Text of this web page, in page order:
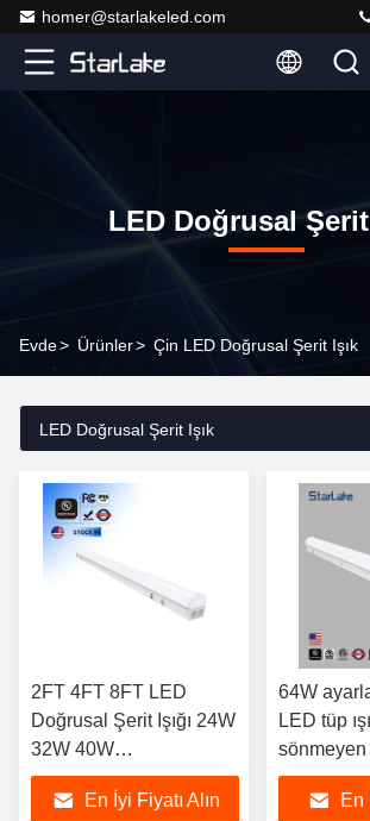
homer@starlakeled.com
LED Doğrusal Şerit
Evde> Ürünler> Çin LED Doğrusal Şerit Işık
LED Doğrusal Şerit Işık
2FT 4FT 8FT LED
Doğrusal Şerit Işığı 24W
32W 40W
Düzenlenebilir 0-10V
HafifleştirmeEn İyi Fiyatı Alın
64W
LED tüp
lamba
En